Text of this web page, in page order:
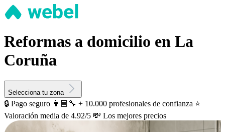
Reformas a domicilio en La
Coruña
Selecciona tu zona
🔒 Pago seguro 👨🏼‍🔧 + 10.000 profesionales de confianza ⭐️
Valoración media de 4.92/5 💸 Los mejores precios